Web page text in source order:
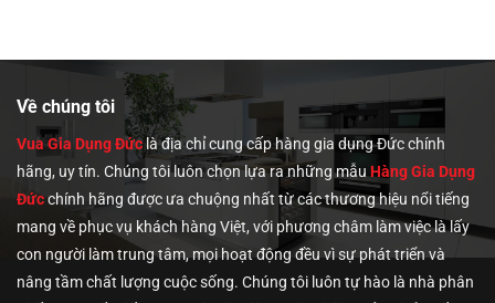
Về chúng tôi
Vua Gia Dụng Đứclà địa chỉ cung cấp hàng gia dụng Đức chính
hãng, uy tín. Chúng tôiluôn chọn lựa ra những mẫu Hàng Gia Dụng
Đứcchính hãng được ưa chuộng nhất từ các thương hiệu nổi tiếng
mang về phục vụ khách hàng Việt, với phương châm làm việc là lấy
con người làm trung tâm, mọi hoạt động đều vì sự phát triển và
nâng tầm chất lượng cuộc sống. Chúng tôi luôn tự hào là nhà phân